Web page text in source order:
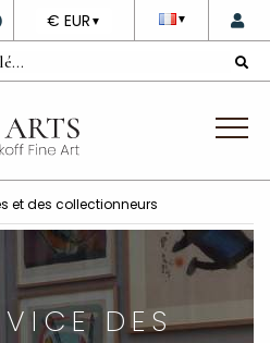
▼
DEVISE
€ EUR ▼
et des collectionneurs
DES